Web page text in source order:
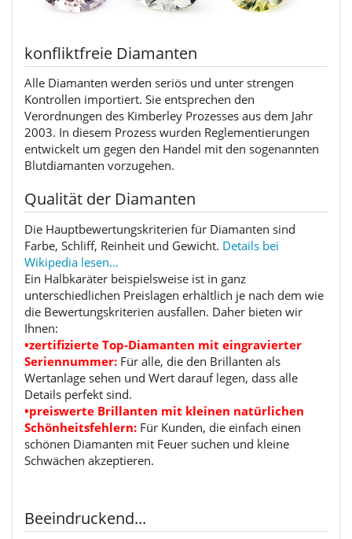
konfliktfreie Diamanten
Alle Diamanten werden seriös und unter strengen
Kontrollen importiert. Sie entsprechen den
Verordnungen des Kimberley Prozesses aus dem Jahr
2003. In diesem Prozess wurden Reglementierungen
entwickelt um gegen den Handel mit den sogenannten
Blutdiamanten vorzugehen.
Qualität der Diamanten
Die Hauptbewertungskriterien für Diamanten sind
Farbe, Schliff, Reinheit und Gewicht. Details bei
Wikipedia lesen...
Ein Halbkaräter beispielsweise ist in ganz
unterschiedlichen Preislagen erhältlich je nach dem wie
die Bewertungskriterien ausfallen. Daher bieten wir
Ihnen:
•zertifizierte Top-Diamanten mit eingravierter
Seriennummer: Für alle, die den Brillanten als
Wertanlage sehen und Wert darauf legen, dass alle
Details perfekt sind.
•preiswerte Brillanten mit kleinen natürlichen
Schönheitsfehlern: Für Kunden, die einfach einen
schönen Diamanten mit Feuer suchen und kleine
Schwächen akzeptieren.
Beeindruckend...